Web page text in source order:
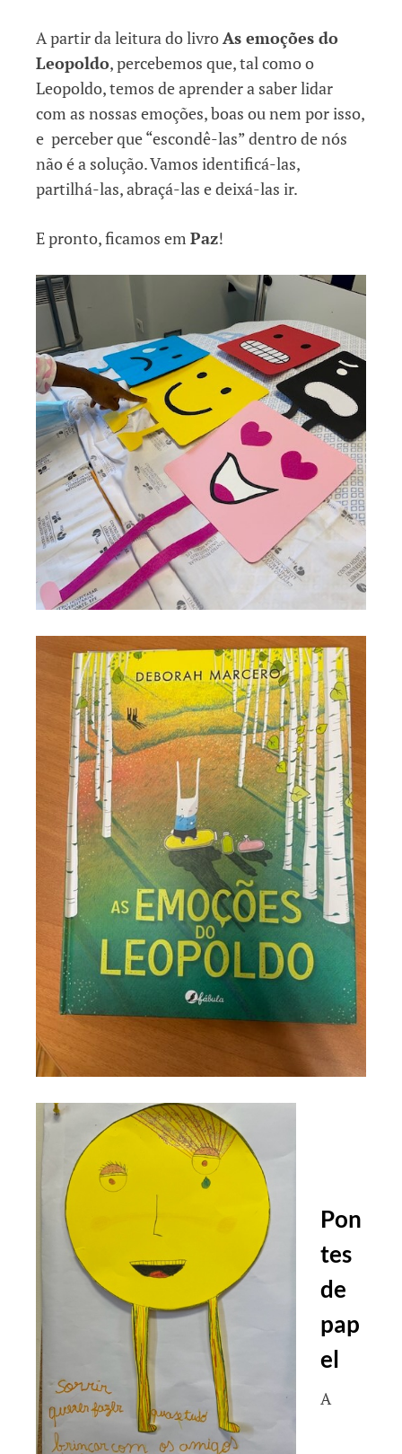
A partir da leitura do livroAs emoções do
Leopoldo, percebemos que, tal como o
Leopoldo, temos de aprender a saber lidar
com as nossas emoções, boas ou nem por isso,
e perceber que “escondê-las” dentro de nós
não é a solução. Vamos identificá-las,
partilhá-las, abraçá-las e deixá-las ir.
E pronto, ficamos em Paz!
Pon
tes
de
pap
el
A